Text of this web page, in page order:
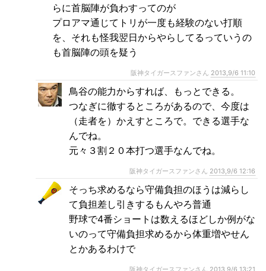
らに首脳陣が負わすってのが
プロアマ通じてトリが一度も経験のない打順
を、それも怪我翌日からやらしてるっていうの
も首脳陣の頭を疑う
阪神タイガースファンさん 2013,9/6 11:10
鳥谷の能力からすれば、もっとできる。
つなぎに徹するところがあるので、今度は
（走者を）かえすところで。できる選手な
んでね。
元々３割２０本打つ選手なんでね。
阪神タイガースファンさん 2013,9/6 12:16
そっち求めるなら守備負担のほうは減らし
て負担差し引きするもんやろ普通
野球で4番ショートは数えるほどしか例がな
いのって守備負担求めるから体重増やせん
とかあるわけで
阪神タイガースファンさん 2013,9/6 13:21